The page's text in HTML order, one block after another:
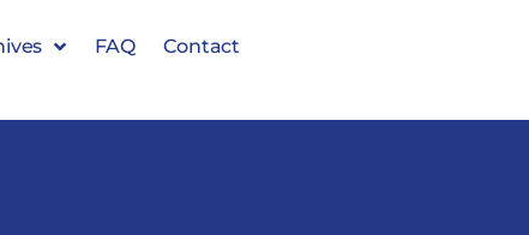
FAQ Contact